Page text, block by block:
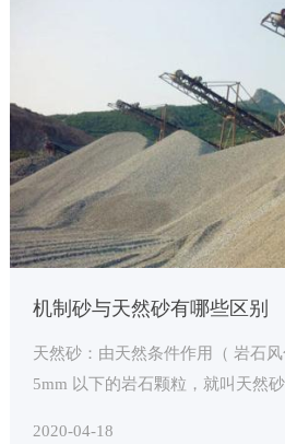
机制砂与天然砂有哪些区别
天然砂：由天然条件作用（ 岩石
5mm 以下的岩石颗粒，就叫天然
2020-04-18